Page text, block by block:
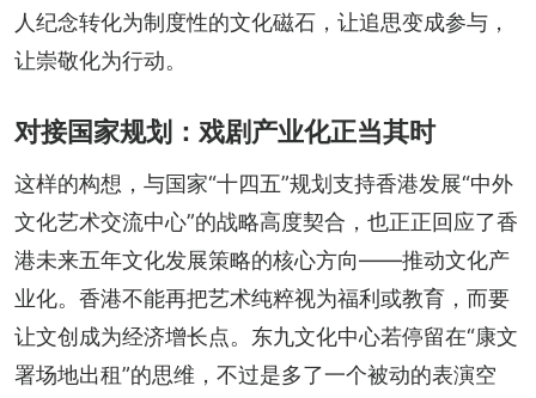
人纪念转化为制度性的文化磁石，让追思变成参与，
让崇敬化为行动。
对接国家规划：戏剧产业化正当其时
这样的构想，与国家“十四五”规划支持香港发展“中外
文化艺术交流中心”的战略高度契合，也正正回应了香
港未来五年文化发展策略的核心方向——推动文化产
业化。香港不能再把艺术纯粹视为福利或教育，而要
让文创成为经济增长点。东九文化中心若停留在“康文
署场地出租”的思维，不过是多了一个被动的表演空